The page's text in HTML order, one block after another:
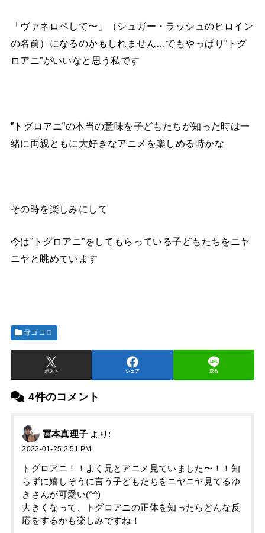
「ヴァネロペして〜」（シュガー・ラッシュのヒロイン
の名前）になるのかもしれません…でもやっぱり”トグ
ロアニ”がいいなと思う私です
”トグロアニ”の本当の意味を子どもたちが知った時は一
緒に両親ともに大好きなアニメを楽しめる時かな
その時を楽しみにして
今は”トグロアニ”をしてもらっている子どもたちをニヤ
ニヤと眺めています
母ゴコロ
ポスト シェア 送る
4件のコメント
冨本真理子 より:
2022-01-25 2:51 PM
トグロアニ！！よく兄とアニメ見ていました〜！！知
らずに嬉しそうに言う子どもたちをニヤニヤ見てるゆ
きさんが可愛い(^^)
大きくなって、トグロアニの正体を知ったらどんな反
応をするかも楽しみですね！